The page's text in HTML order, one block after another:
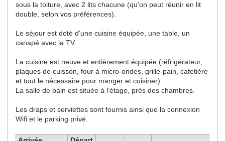
sous la toiture, avec 2 lits chacune (qu'on peut réunir en lit
double, selon vos préférences).
Le séjour est doté d'une cuisine équipée, une table, un
canapé avec la TV.
La cuisine est neuve et entièrement équipée (réfrigérateur,
plaques de cuisson, four à micro-ondes, grille-pain, cafetière
et tout le nécessaire pour manger et cuisiner).
La salle de bain est située à l’étage, près des chambres.
Les draps et serviettes sont fournis ainsi que la connexion
Wifi et le parking privé.